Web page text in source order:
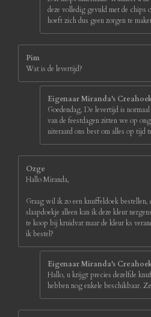
deze volledig gevuld met de
hoeft zich dus geen zorgen te
Pim
Wat is de levertijd?
Eigenaar Miranda's
Goedendag, De levertijd is
van de feestdagen zitten we op
uiteraard ons best om alles op tijd
Ozge
Hallo Miranda,
Graag wil ik zo een knuffeldoek
slaapdoekje alleen kan ik deze kleur
te koop bij kruidvat maar de kleur ks
ik bestel?
Eigenaar Miranda's
Hallo, u krijgt precies dezelfde
hebben nog enkele beschikbaar.